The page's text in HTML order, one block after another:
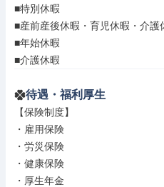
■特別休暇
■産前産後休暇・育児休暇・介護
■年始休暇
■介護休暇
待遇・福利厚生
【保険制度】
・雇用保険
・労災保険
・健康保険
・厚生年金